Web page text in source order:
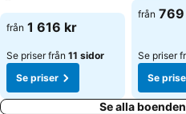
från 1 616 kr
Se priser från 11 sidor
Se priser
från
Se priser
Se
Se alla